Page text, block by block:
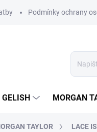
Podmínky ochrany
GELISH MORGAN
TAYLOR LACE